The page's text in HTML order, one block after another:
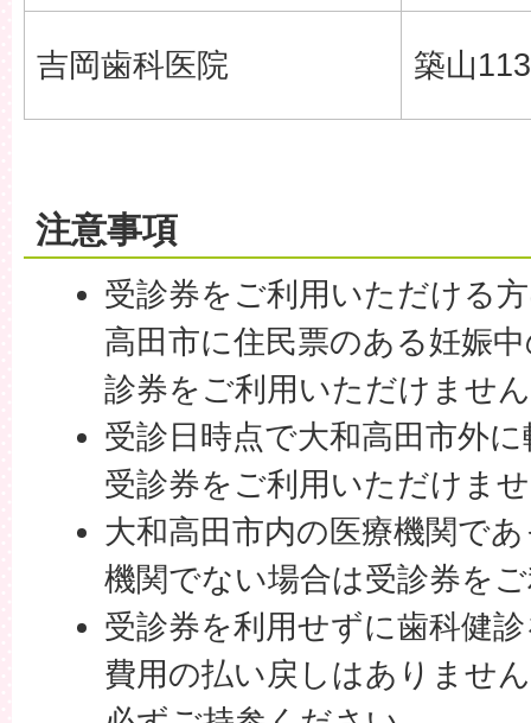
吉岡歯科医院 築山
注意事項
受診券をご利用いただける
高田市に住民票のある妊娠
診券をご利用いただけませ
受診日時点で大和高田市外
受診券をご利用いただけま
大和高田市内の医療機関で
機関でない場合は受診券を
受診券を利用せずに歯科健
費用の払い戻しはありませ